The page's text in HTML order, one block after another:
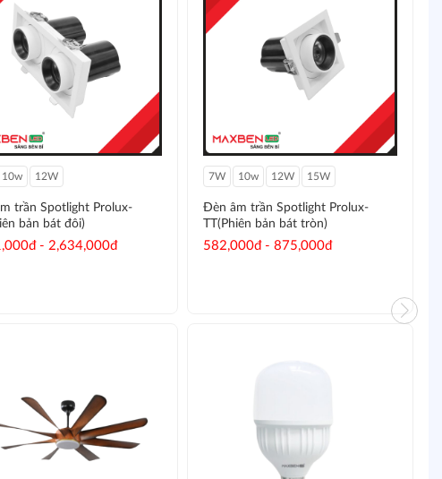
10w 12W
trần Spotlight Prolux-
bản bát đôi)
- 2,634,000đ
7W 10w 12W 15W
Đèn âm trần Spotlight Prolux-
TT(Phiên bản bát tròn)
582,000đ - 875,000đ